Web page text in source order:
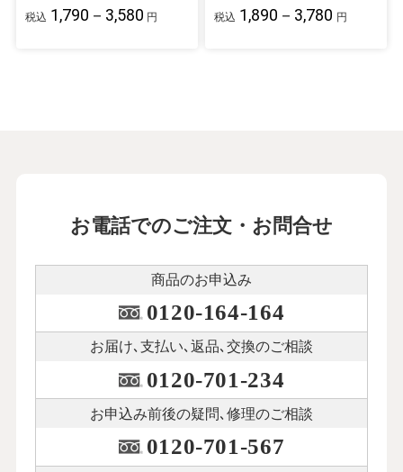
税込 1,790－3,580 円 税込 1,890－3,780 円
お電話でのご注文・お問合せ
商品のお申込み
0120-164-164
お届け､支払い､ 返品､交換のご相談
0120-701-234
お申込み前後の疑問､修理のご相談
0120-701-567